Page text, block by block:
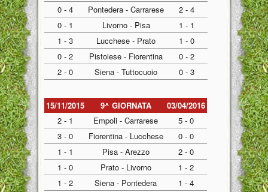
0 - 4
Pontedera - Carrarese
2 - 4
0 - 1
Livorno - Pisa
1 - 1
1 - 3
Lucchese - Prato
1 - 0
0 - 2
Pistoiese - Fiorentina
0 - 2
2 - 0
Siena - Tuttocuoio 0 - 3
15/11/2015 9^ GIORNATA
03/04/2016
2 - 1
Empoli - Carrarese
5 - 0
3 - 0
Fiorentina - Lucchese
0 - 0
1 - 1
Pisa - Arezzo
2 - 0
1 - 0
Prato - Livorno
1 - 2
1 - 2
Siena - Pontedera
1 - 4